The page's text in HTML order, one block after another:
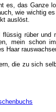
es, das Ganze
wie wichtig
auslöst.
rüber
mein schon
die zu sich